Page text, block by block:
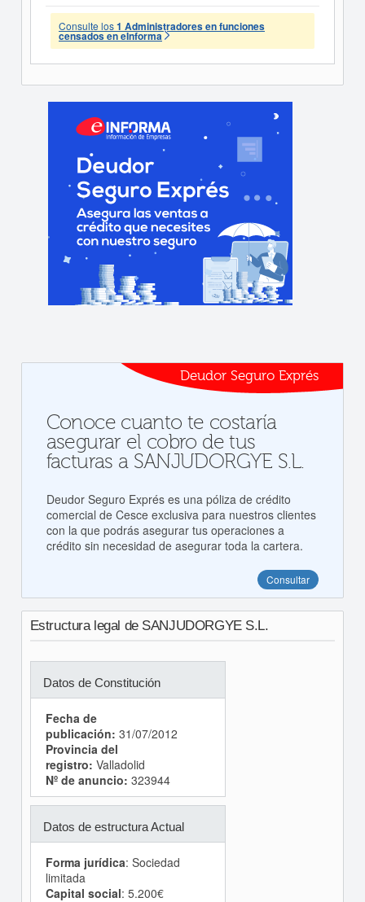
Consulte los1 Administradores en funciones
censados en eInforma
Deudor Seguro Exprés
Conoce cuanto te costaría
asegurar el cobro de tus
facturas a SANJUDORGYE S.L.
Deudor Seguro Exprés es una póliza de crédito
comercial de Cesce exclusiva para nuestros clientes
con la que podrás asegurar tus operaciones a
crédito sin necesidad de asegurar toda la cartera.
Consultar
Estructura legal de SANJUDORGYE S.L.
Datos de Constitución
Fecha de
publicación: 31/07/2012
Provincia del
registro: Valladolid
Nº de anuncio: 323944
Datos de estructura Actual
Forma jurídica: Sociedad
limitada
Capital social: 5.200€